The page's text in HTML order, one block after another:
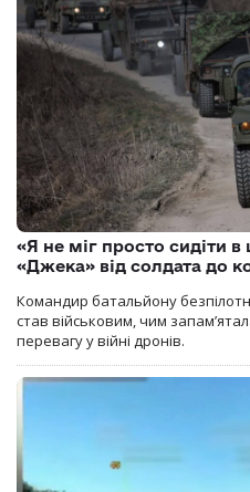
«Я не міг просто сидіти
«Джека» від солдата до
Командир батальйону
став військовим, чим
перевагу у війні дронів.